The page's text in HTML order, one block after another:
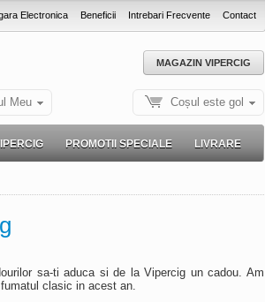
Electronica Beneficii Intrebari Frecvente Contact
MAGAZIN VIPERCIG
Meu Coșul este gol
PROMOTII SPECIALE LIVRARE
sa-ti aduca si de la Vipercig un cadou. Am
clasic in acest an.